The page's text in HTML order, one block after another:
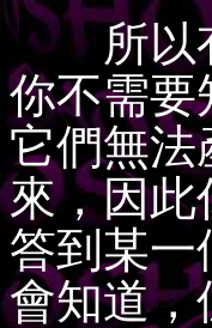
所以有
你不需要
它們無法
來，因
答到某一
會知道，